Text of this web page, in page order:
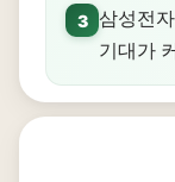
3 삼성전
기대가